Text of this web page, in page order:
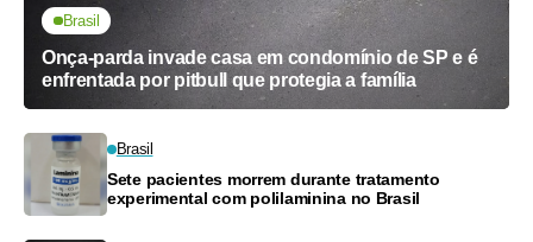
Brasil
Onça-parda invade casa em condomínio de SP e é
enfrentada por pitbull que protegia a família
Brasil
Sete pacientes morrem durante tratamento
experimental com polilaminina no Brasil